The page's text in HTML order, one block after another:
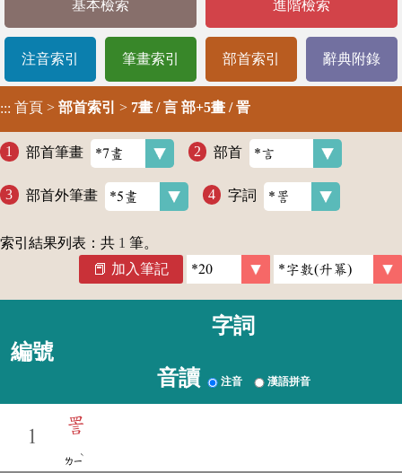
基本檢索 進階檢索
注音索引 筆畫索引 部首索引 辭典附錄
::: 首頁 > 部首索引 > 7畫 / 言 部+5畫 / 詈
部首筆畫 部首
部首外筆畫 字詞
索引結果列表：共 1 筆。
加入筆記
編號
字詞
音讀 注音 漢語拼音
1
詈
ㄌㄧ
ˋ